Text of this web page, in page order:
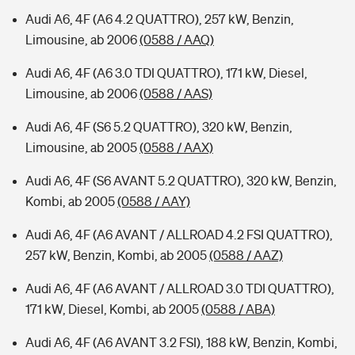
Audi A6, 4F (A6 4.2 QUATTRO), 257 kW, Benzin,
Limousine, ab 2006(0588 / AAQ)
Audi A6, 4F (A6 3.0 TDI QUATTRO), 171 kW, Diesel,
Limousine, ab 2006(0588 / AAS)
Audi A6, 4F (S6 5.2 QUATTRO), 320 kW, Benzin,
Limousine, ab 2005(0588 / AAX)
Audi A6, 4F (S6 AVANT 5.2 QUATTRO), 320 kW, Benzin,
Kombi, ab 2005(0588 / AAY)
Audi A6, 4F (A6 AVANT / ALLROAD 4.2 FSI QUATTRO),
257 kW, Benzin, Kombi, ab 2005(0588 / AAZ)
Audi A6, 4F (A6 AVANT / ALLROAD 3.0 TDI QUATTRO),
171 kW, Diesel, Kombi, ab 2005(0588 / ABA)
Audi A6, 4F (A6 AVANT 3.2 FSI), 188 kW, Benzin, Kombi,